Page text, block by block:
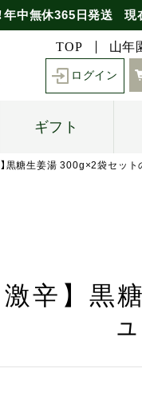
年中無休365日発送 現
TOP 山年
ログイン
ギフト
】黒糖生姜湯 300g×2袋セッ
激辛】黒